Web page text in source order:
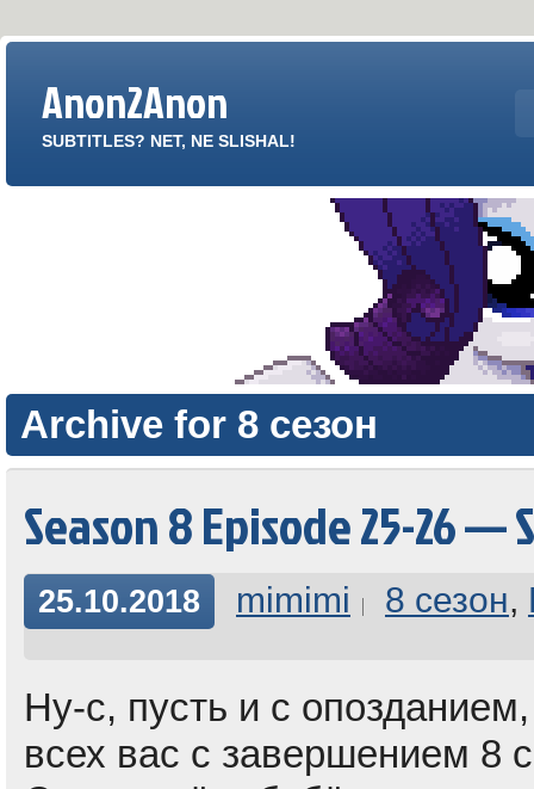
Anon2Anon
SUBTITLES? NET, NE SLISHAL!
Archive for 8 сезон
Season 8 Episode 25-26 —
25.10.2018 mimimi 8 сезон,
Ну-с, пусть и с
всех вас с завершением 8